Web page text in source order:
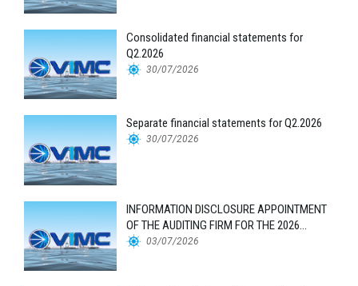
Consolidated financial statements for
Q2.2026
30/07/2026
Separate financial statements for Q2.2026
30/07/2026
INFORMATION DISCLOSURE APPOINTMENT
OF THE AUDITING FIRM FOR THE 2026
FINANCIAL STATEMENTS
03/07/2026